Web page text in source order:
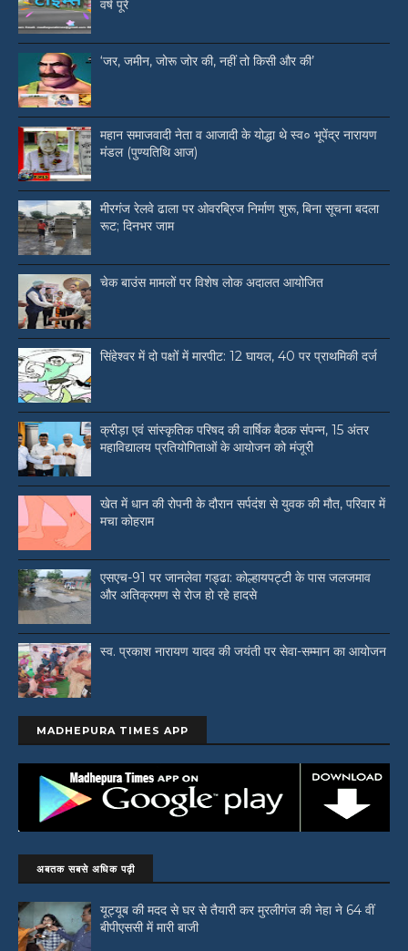
वर्ष पूरे
‘जर, जमीन, जोरू जोर की, नहीं तो किसी और की’
महान समाजवादी नेता व आजादी के योद्धा थे स्व० भूपेंद्र नारायण
मंडल (पुण्यतिथि आज)
मीरगंज रेलवे ढाला पर ओवरब्रिज निर्माण शुरू, बिना सूचना बदला
रूट; दिनभर जाम
चेक बाउंस मामलों पर विशेष लोक अदालत आयोजित
सिंहेश्वर में दो पक्षों में मारपीट: 12 घायल, 40 पर प्राथमिकी दर्ज
क्रीड़ा एवं सांस्कृतिक परिषद की वार्षिक बैठक संपन्न, 15 अंतर
महाविद्यालय प्रतियोगिताओं के आयोजन को मंजूरी
खेत में धान की रोपनी के दौरान सर्पदंश से युवक की मौत, परिवार में
मचा कोहराम
एसएच-91 पर जानलेवा गड्ढा: कोल्हायपट्टी के पास जलजमाव
और अतिक्रमण से रोज हो रहे हादसे
स्व. प्रकाश नारायण यादव की जयंती पर सेवा-सम्मान का आयोजन
MADHEPURA TIMES APP
अबतक सबसे अधिक पढ़ी
यूट्यूब की मदद से घर से तैयारी कर मुरलीगंज की नेहा ने 64 वीं
बीपीएससी में मारी बाजी